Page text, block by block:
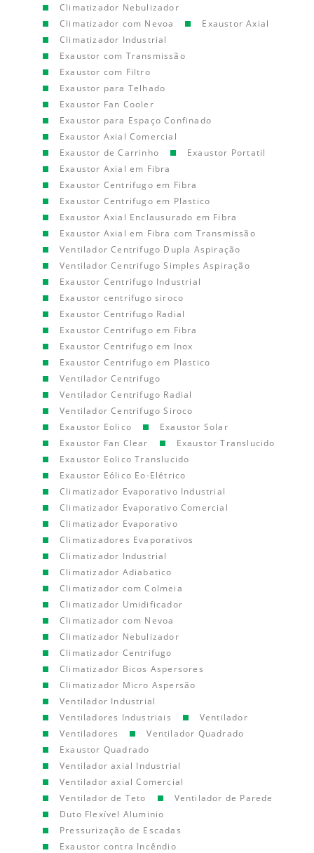
Climatizador Nebulizador
Climatizador com Nevoa
Exaustor Axial
Climatizador Industrial
Exaustor com Transmissão
Exaustor com Filtro
Exaustor para Telhado
Exaustor Fan Cooler
Exaustor para Espaço Confinado
Exaustor Axial Comercial
Exaustor de Carrinho
Exaustor Portatil
Exaustor Axial em Fibra
Exaustor Centrifugo em Fibra
Exaustor Centrifugo em Plastico
Exaustor Axial Enclausurado em Fibra
Exaustor Axial em Fibra com Transmissão
Ventilador Centrifugo Dupla Aspiração
Ventilador Centrifugo Simples Aspiração
Exaustor Centrifugo Industrial
Exaustor centrifugo siroco
Exaustor Centrifugo Radial
Exaustor Centrifugo em Fibra
Exaustor Centrifugo em Inox
Exaustor Centrifugo em Plastico
Ventilador Centrifugo
Ventilador Centrifugo Radial
Ventilador Centrifugo Siroco
Exaustor Eolico
Exaustor Solar
Exaustor Fan Clear
Exaustor Translucido
Exaustor Eolico Translucido
Exaustor Eólico Eo-Elétrico
Climatizador Evaporativo Industrial
Climatizador Evaporativo Comercial
Climatizador Evaporativo
Climatizadores Evaporativos
Climatizador Industrial
Climatizador Adiabatico
Climatizador com Colmeia
Climatizador Umidificador
Climatizador com Nevoa
Climatizador Nebulizador
Climatizador Centrifugo
Climatizador Bicos Aspersores
Climatizador Micro Aspersão
Ventilador Industrial
Ventiladores Industriais
Ventilador
Ventiladores
Ventilador Quadrado
Exaustor Quadrado
Ventilador axial Industrial
Ventilador axial Comercial
Ventilador de Teto
Ventilador de Parede
Duto Flexível Aluminio
Pressurização de Escadas
Exaustor contra Incêndio